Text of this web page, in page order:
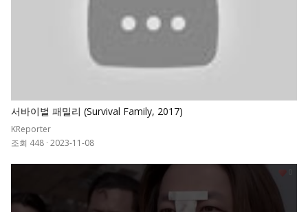
서바이벌 패밀리 (Survival Family, 2017)
KReporter
조회 448 · 2023-11-08